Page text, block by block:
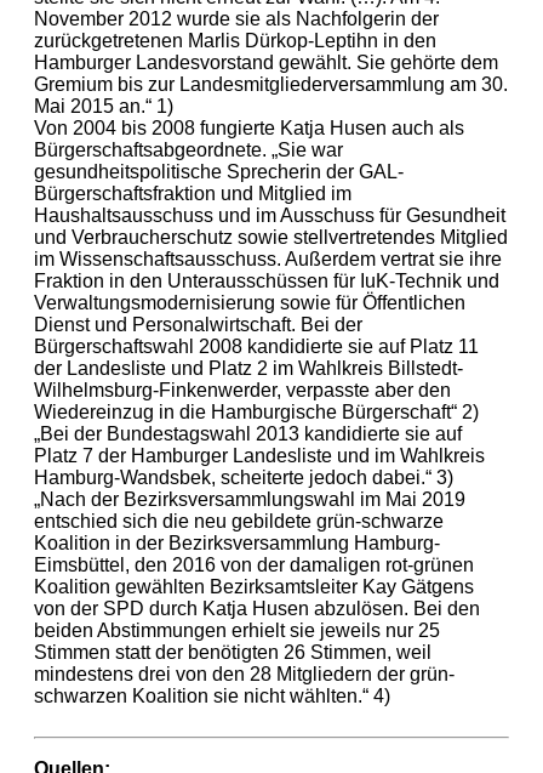
November 2012 wurde sie als Nachfolgerin der
zurückgetretenen Marlis Dürkop-Leptihn in den
Hamburger Landesvorstand gewählt. Sie gehörte dem
Gremium bis zur Landesmitgliederversammlung am 30.
Mai 2015 an.“ 1)
Von 2004 bis 2008 fungierte Katja Husen auch als
Bürgerschaftsabgeordnete. „Sie war
gesundheitspolitische Sprecherin der GAL-
Bürgerschaftsfraktion und Mitglied im
Haushaltsausschuss und im Ausschuss für Gesundheit
und Verbraucherschutz sowie stellvertretendes Mitglied
im Wissenschaftsausschuss. Außerdem vertrat sie ihre
Fraktion in den Unterausschüssen für IuK-Technik und
Verwaltungsmodernisierung sowie für Öffentlichen
Dienst und Personalwirtschaft. Bei der
Bürgerschaftswahl 2008 kandidierte sie auf Platz 11
der Landesliste und Platz 2 im Wahlkreis Billstedt-
Wilhelmsburg-Finkenwerder, verpasste aber den
Wiedereinzug in die Hamburgische Bürgerschaft“ 2)
„Bei der Bundestagswahl 2013 kandidierte sie auf
Platz 7 der Hamburger Landesliste und im Wahlkreis
Hamburg-Wandsbek, scheiterte jedoch dabei.“ 3)
„Nach der Bezirksversammlungswahl im Mai 2019
entschied sich die neu gebildete grün-schwarze
Koalition in der Bezirksversammlung Hamburg-
Eimsbüttel, den 2016 von der damaligen rot-grünen
Koalition gewählten Bezirksamtsleiter Kay Gätgens
von der SPD durch Katja Husen abzulösen. Bei den
beiden Abstimmungen erhielt sie jeweils nur 25
Stimmen statt der benötigten 26 Stimmen, weil
mindestens drei von den 28 Mitgliedern der grün-
schwarzen Koalition sie nicht wählten.“ 4)
Quellen: